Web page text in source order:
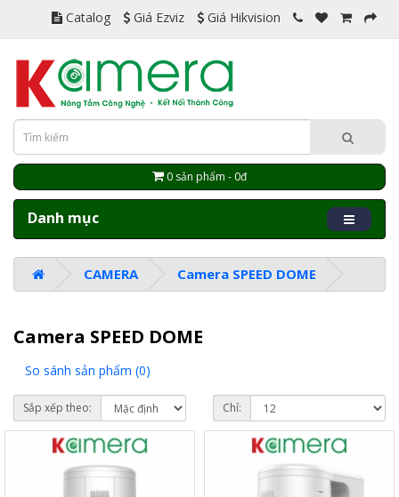
Catalog Giá Ezviz Giá Hikvision
0 sản phẩm - 0đ
Danh mục
CAMERA Camera SPEED DOME
Camera SPEED DOME
So sánh sản phẩm (0)
Sắp xếp theo: Chỉ: